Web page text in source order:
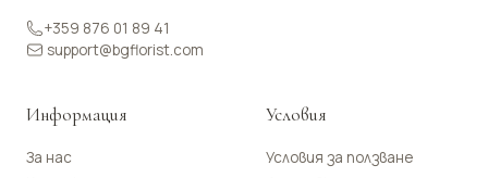
+359 876 01 89 41
support@bgflorist.com
Информация
За нас
Условия
Условия за ползване